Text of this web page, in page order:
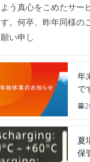
よう真心をこめたサー
す。何卒、昨年同様の
願い申し
年
で
夏
保